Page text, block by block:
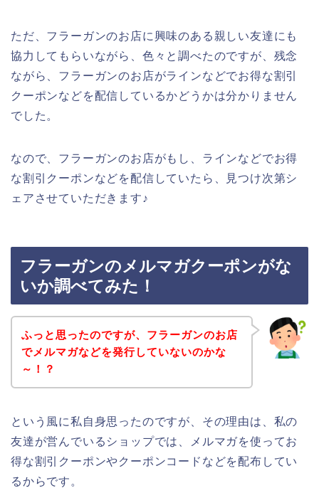
ただ、フラーガンのお店に興味のある親しい友達にも
協力してもらいながら、色々と調べたのですが、残念
ながら、フラーガンのお店がラインなどでお得な割引
クーポンなどを配信しているかどうかは分かりません
でした。
なので、フラーガンのお店がもし、ラインなどでお得
な割引クーポンなどを配信していたら、見つけ次第シ
ェアさせていただきます♪
フラーガンのメルマガクーポンがな
いか調べてみた！
ふっと思ったのですが、フラーガンのお店
でメルマガなどを発行していないのかな
～！？
という風に私自身思ったのですが、その理由は、私の
友達が営んでいるショップでは、メルマガを使ってお
得な割引クーポンやクーポンコードなどを配布してい
るからです。